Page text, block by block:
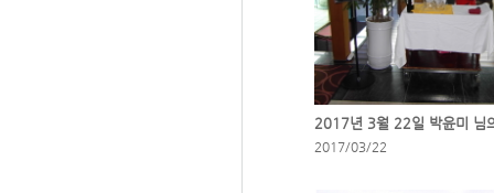
2017/03/22